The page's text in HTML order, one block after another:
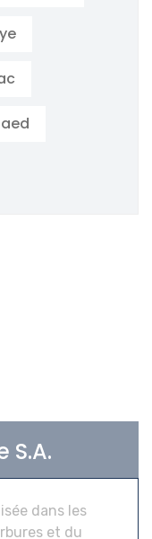
S.A.
dans les
et du